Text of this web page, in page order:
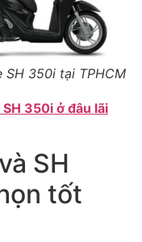
SH 350i tại TPHCM
350i ở đâu lãi
SH
tốt